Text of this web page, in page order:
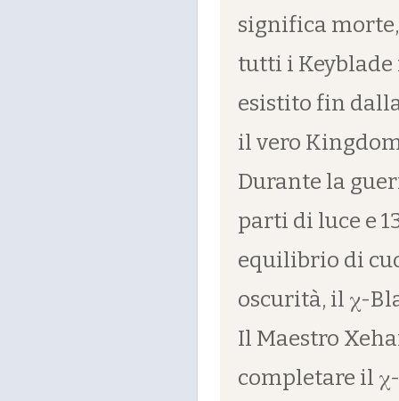
significa
tutti i Keyblade
esistito fin
il vero
Durante la
parti di luce e
equilibrio di
oscurità, il χ-
Il Maestro
completare il